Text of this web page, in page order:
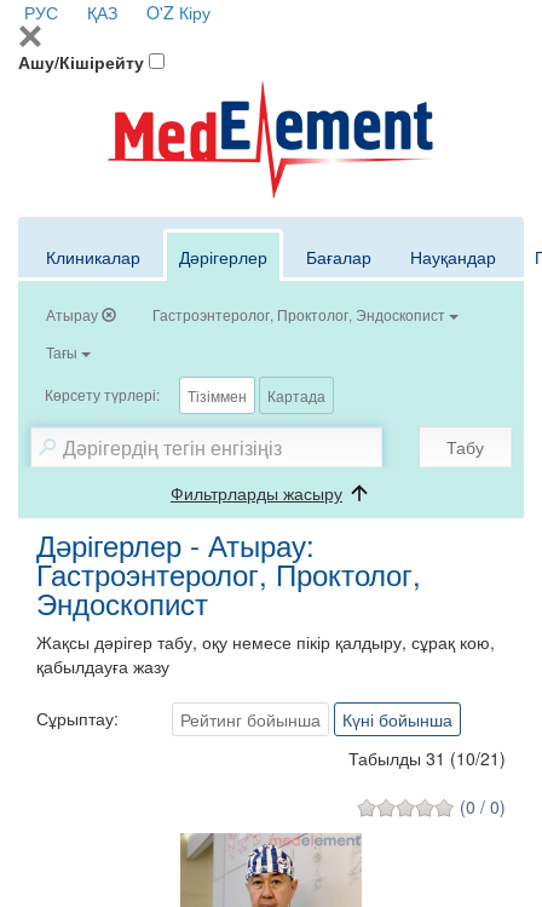
РУС ҚАЗ O'Z Кіру
Ашу/Кішірейту
Клиникалар Дәрігерлер Бағалар Науқандар
Атырау
Гастроэнтеролог, Проктолог, Эндоскопист
Тағы
Көрсету түрлері: Тізіммен Картада
Табу
Фильтрларды жасыру
Дәрігерлер - Атырау:
Гастроэнтеролог, Проктолог,
Эндоскопист
Жақсы дәрігер табу, оқу немесе пікір қалдыру, сұрақ кою,
қабылдауға жазу
Сұрыптау: Рейтинг бойынша
Күні бойынша
Табылды 31 (10/21)
(0 / 0)